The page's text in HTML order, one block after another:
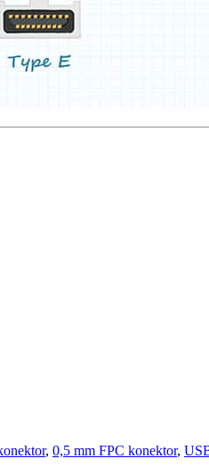
, 0,5 mm FPC konektor,